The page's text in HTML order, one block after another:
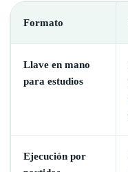
Formato
Llave en mano
para estudios
Ejecución por